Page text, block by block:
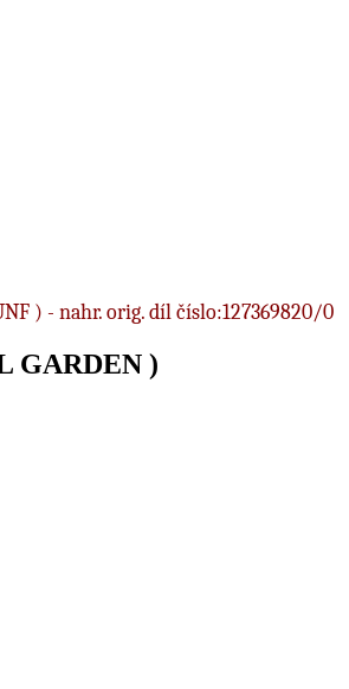
) - nahr. orig. díl číslo:127369820/0
GARDEN )